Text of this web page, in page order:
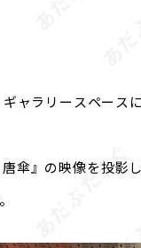
ャラリースペース
傘』の映像を投